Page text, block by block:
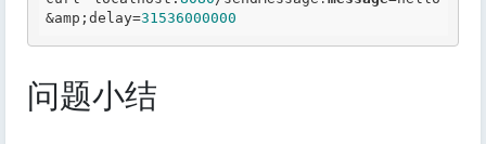
&amp;delay=31536000000
问题小结